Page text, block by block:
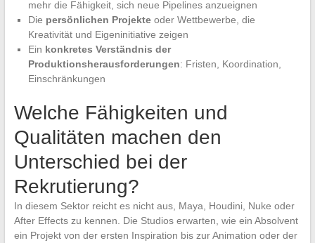
mehr die Fähigkeit, sich neue Pipelines anzueignen
Die persönlichen Projekteoder Wettbewerbe, die
Kreativität und Eigeninitiative zeigen
Ein konkretes Verständnis der
Produktionsherausforderungen: Fristen, Koordination,
Einschränkungen
Welche Fähigkeiten und
Qualitäten machen den
Unterschied bei der
Rekrutierung?
In diesem Sektor reicht es nicht aus, Maya, Houdini, Nuke oder
After Effects zu kennen. Die Studios erwarten, wie ein Absolvent
ein Projekt von der ersten Inspiration bis zur Animation oder der